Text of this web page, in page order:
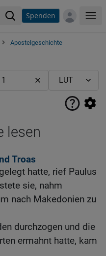
Spenden
Apostelgeschichte
lesen
Troas
hatte, rief Paulus
sie, nahm
nach Makedonien zu
durchzogen und die
ermahnt hatte, kam